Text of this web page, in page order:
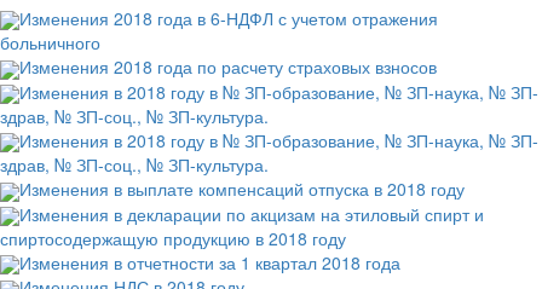
Изменения 2018 года в 6-НДФЛ с учетом отражения
больничного
Изменения 2018 года по расчету страховых взносов
Изменения в 2018 году в № ЗП-образование, № ЗП-наука, № ЗП-
здрав, № ЗП-соц., № ЗП-культура.
Изменения в 2018 году в № ЗП-образование, № ЗП-наука, № ЗП-
здрав, № ЗП-соц., № ЗП-культура.
Изменения в выплате компенсаций отпуска в 2018 году
Изменения в декларации по акцизам на этиловый спирт и
спиртосодержащую продукцию в 2018 году
Изменения в отчетности за 1 квартал 2018 года